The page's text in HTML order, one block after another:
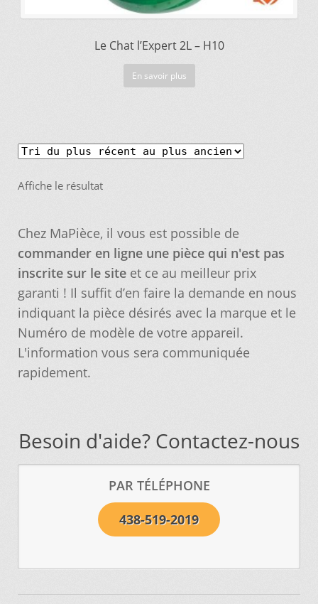
Nos promotions
Pour quel type d’appareil ?
cherchez, on l’ajoute pour vous !
Suivez votre commande
Trucs et astuces
Vous ne trouvez pas la pièce sur notre site…
Le Chat l’Expert 2L – H10
En savoir plus
Affiche le résultat
Chez MaPièce, il vous est possible de
commander en ligne une pièce qui n'est pas
inscrite sur le siteet ce au meilleur prix
garanti ! Il suffit d’en faire la demande en nous
indiquant la pièce désirés avec la marque et le
Numéro de modèle de votre appareil.
L'information vous sera communiquée
rapidement.
Besoin d'aide? Contactez-nous
PAR TÉLÉPHONE
438-519-2019